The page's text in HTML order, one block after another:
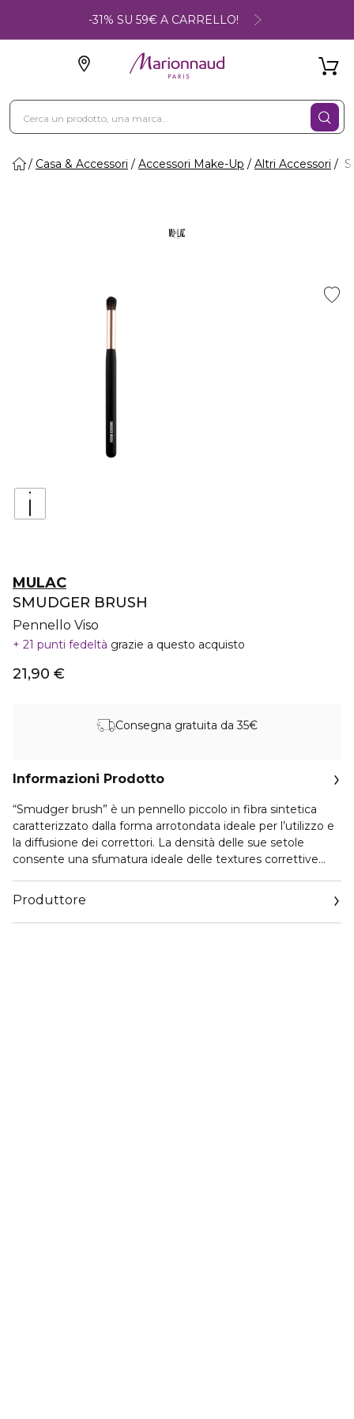
-31% SU 59€ A CARRELLO!
Casa & Accessori Accessori Make-Up Altri Accessori
MULAC
SMUDGER BRUSH
Pennello Viso
21 punti fedeltà grazie a questo acquisto
21,90 €
Consegna gratuita da 35€
Informazioni Prodotto
“Smudger brush” è un pennello piccolo in fibra sintetica
caratterizzato dalla forma arrotondata ideale per l’utilizzo e
la diffusione dei correttori. La densità delle sue setole
consente una sfumatura ideale delle textures correttive
Produttore